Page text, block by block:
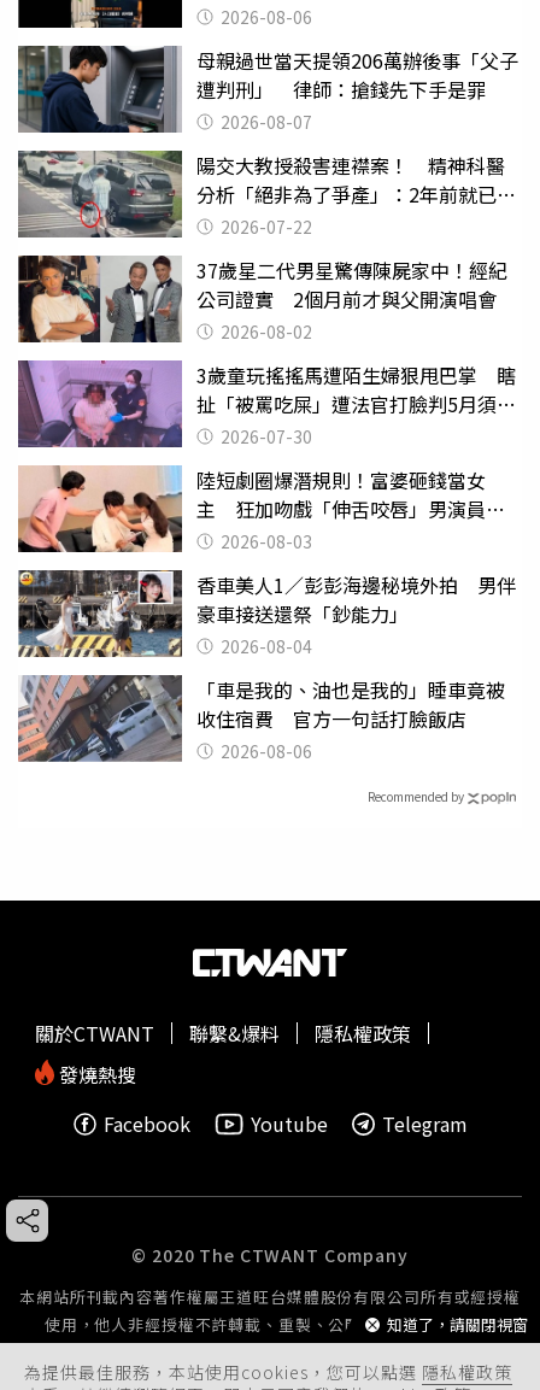
2026-08-06
母親過世當天提領206萬辦後事「父子
遭判刑」 律師：搶錢先下手是罪
2026-08-07
陽交大教授殺害連襟案！ 精神科醫
分析「絕非為了爭產」：2年前就已言
行詭異
2026-07-22
37歲星二代男星驚傳陳屍家中！經紀
公司證實 2個月前才與父開演唱會
2026-08-02
3歲童玩搖搖馬遭陌生婦狠甩巴掌 瞎
扯「被罵吃屎」遭法官打臉判5月須入
監 2026-07-30
陸短劇圈爆潛規則！富婆砸錢當女
主 狂加吻戲「伸舌咬唇」男演員崩
潰 2026-08-03
香車美人1／彭彭海邊秘境外拍 男伴
豪車接送還祭「鈔能力」
2026-08-04
「車是我的、油也是我的」睡車竟被
收住宿費 官方一句話打臉飯店
2026-08-06
Recommended by
為提供最佳服務，本站使用cookies，您可以點選 隱私權政策
知道了，請關閉視窗
關於CTWANT 聯繫&爆料
隱私權政策
發燒熱搜
Facebook
Youtube Telegram
© 2020 The CTWANT Company
本網站所刊載內容著作權屬王道旺台媒體股份有限公司所有或經授權
使用，他人非經授權不許轉載、重製、公開播送或公開傳輸。